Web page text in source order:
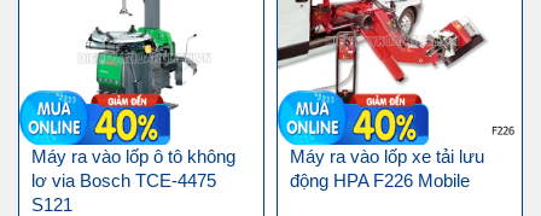
Máy ra vào lốp ô tô không
lơ via Bosch TCE-4475
S121
Máy ra vào lốp xe tải lưu
động HPA F226 Mobile